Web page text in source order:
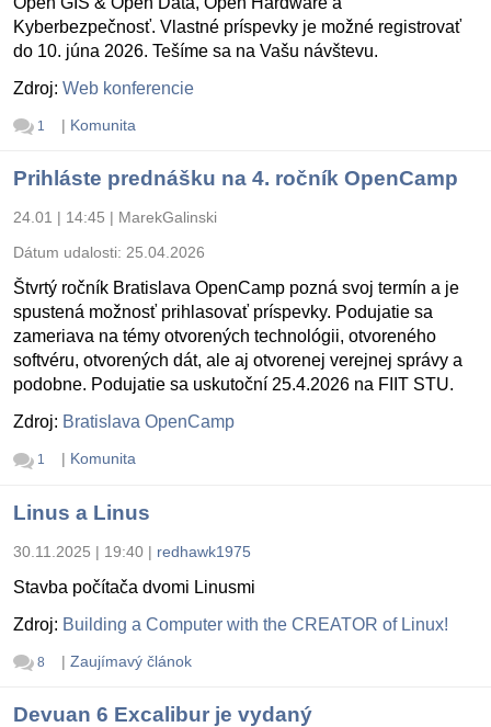
Kyberbezpečnosť. Vlastné príspevky je možné registrovať
do 10. júna 2026. Tešíme sa na Vašu návštevu.
Zdroj: Web konferencie
1 | Komunita
Prihláste prednášku na 4. ročník OpenCamp
24.01 | 14:45 | MarekGalinski
Dátum udalosti: 25.04.2026
Štvrtý ročník Bratislava OpenCamp pozná svoj termín a je
spustená možnosť prihlasovať príspevky. Podujatie sa
zameriava na témy otvorených technológii, otvoreného
softvéru, otvorených dát, ale aj otvorenej verejnej správy a
podobne. Podujatie sa uskutoční 25.4.2026 na FIIT STU.
Zdroj: Bratislava OpenCamp
1 | Komunita
Linus a Linus
30.11.2025 | 19:40 | redhawk1975
Stavba počítača dvomi Linusmi
Zdroj: Building a Computer with the CREATOR of Linux!
8 | Zaujímavý článok
Devuan 6 Excalibur je vydaný